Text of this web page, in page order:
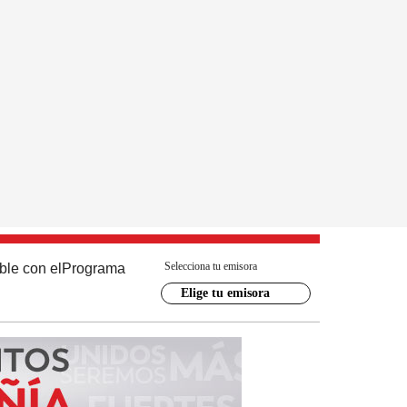
con el Programa Selecciona tu emisora
Elige tu emisora